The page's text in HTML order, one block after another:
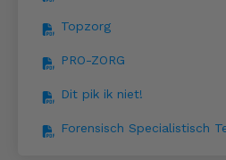
Topzorg
PRO-ZORG
Dit pik ik niet!
Forensisch Specialistisch